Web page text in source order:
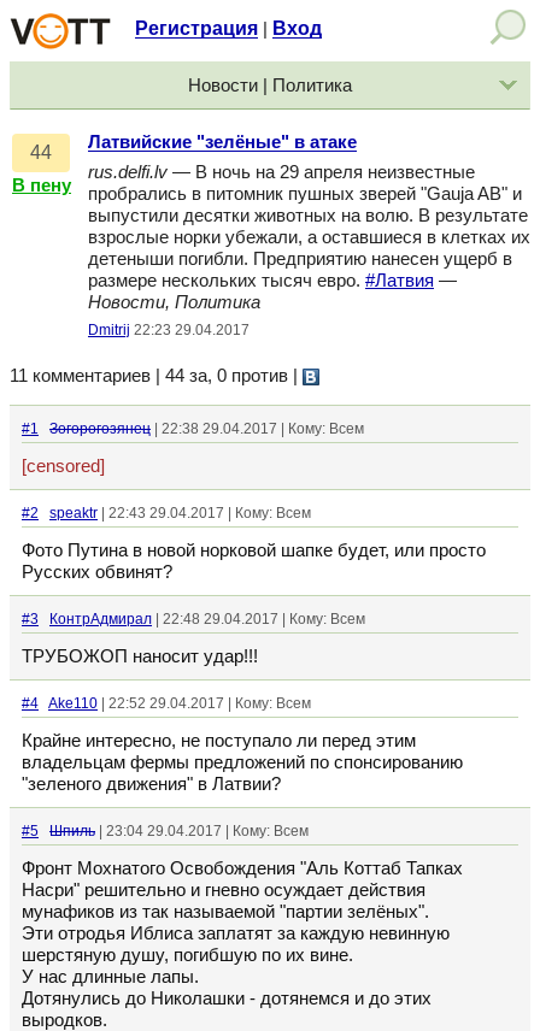
Регистрация Вход
Новости | Политика
44
В пену
Латвийские "зелёные" в атаке
rus.delfi.lv — В ночь на 29 апреля неизвестные
пробрались в питомник пушных зверей "Gauja AB" и
выпустили десятки животных на волю. В результате
взрослые норки убежали, а оставшиеся в клетках их
детеныши погибли. Предприятию нанесен ущерб в
размере нескольких тысяч евро. #Латвия —
Новости, Политика
Dmitrij 22:23 29.04.2017
11 комментариев | 44 за, 0 против
#1 Зогорогозянец | 22:38 29.04.2017 | Кому: Всем
[censored]
#2 speaktr | 22:43 29.04.2017 | Кому: Всем
Фото Путина в новой норковой шапке будет, или просто
Русских обвинят?
#3 КонтрАдмирал | 22:48 29.04.2017 | Кому: Всем
ТРУБОЖОП наносит удар!!!
#4 Ake110 | 22:52 29.04.2017 | Кому: Всем
Крайне интересно, не поступало ли перед этим
владельцам фермы предложений по спонсированию
"зеленого движения" в Латвии?
#5 Шпиль | 23:04 29.04.2017 | Кому: Всем
Фронт Мохнатого Освобождения "Аль Коттаб Тапках
Насри" решительно и гневно осуждает действия
мунафиков из так называемой "партии зелёных".
Эти отродья Иблиса заплатят за каждую невинную
шерстяную душу, погибшую по их вине.
У нас длинные лапы.
Дотянулись до Николашки - дотянемся и до этих
выродков.